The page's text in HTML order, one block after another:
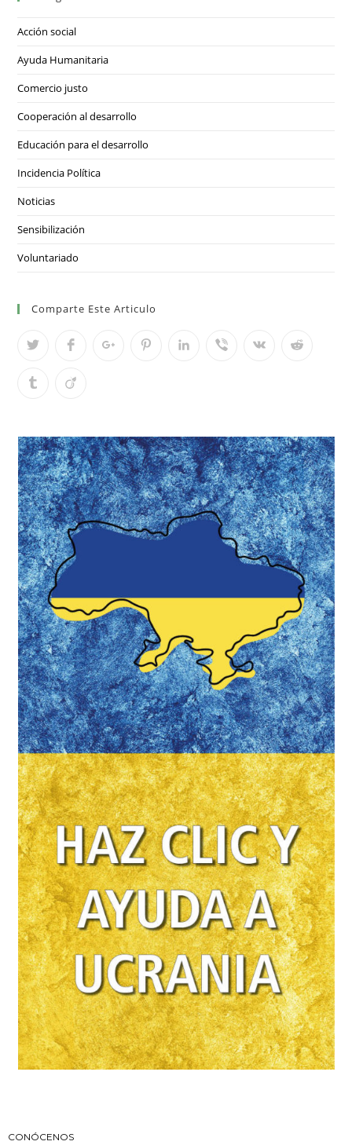
Acción social
Ayuda Humanitaria
Comercio justo
Cooperación al desarrollo
Educación para el desarrollo
Incidencia Política
Noticias
Sensibilización
Voluntariado
Comparte Este Articulo
CONÓCENOS